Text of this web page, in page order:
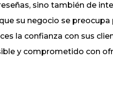
sino también de
su negocio se preocupa
la confianza con sus
y comprometido con